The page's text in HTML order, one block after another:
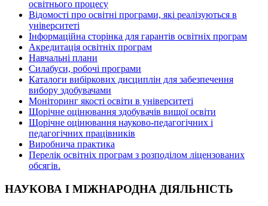
освітнього процесу
Відомості про освітні програми, які реалізуються в
університеті
Інформаційна сторінка для гарантів освітніх програм
Акредитація освітніх програм
Навчальні плани
Силабуси, робочі програми
Каталоги вибіркових дисциплін для забезпечення
вибору здобувачами
Моніторинг якості освіти в університеті
Щорічне оцінювання здобувачів вищої освіти
Щорічне оцінювання науково-педагогічних і
педагогічних працівників
Виробнича практика
Перелік освітніх програм з розподілoм ліцензoваних
oбсягів.
НАУКОВА І МІЖНАРОДНА ДІЯЛЬНІСТЬ